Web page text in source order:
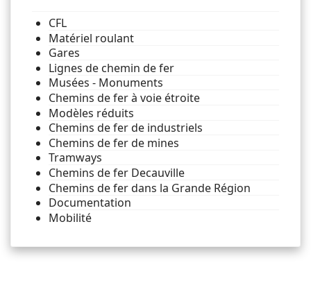
CFL
Matériel roulant
Gares
Lignes de chemin de fer
Musées - Monuments
Chemins de fer à voie étroite
Modèles réduits
Chemins de fer de industriels
Chemins de fer de mines
Tramways
Chemins de fer Decauville
Chemins de fer dans la Grande Région
Documentation
Mobilité